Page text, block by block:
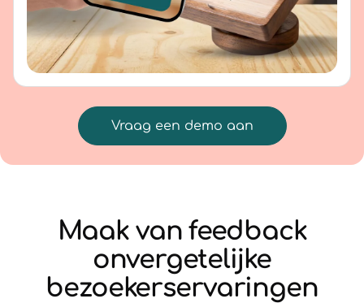
Vraag een demo aan
Maak van feedback
onvergetelijke
bezoekerservaringen